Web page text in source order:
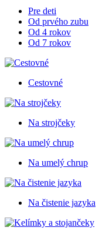
Pre deti
Od prvého zubu
Od 4 rokov
Od 7 rokov
Cestovné
Na strojčeky
Na umelý chrup
Na čistenie jazyka